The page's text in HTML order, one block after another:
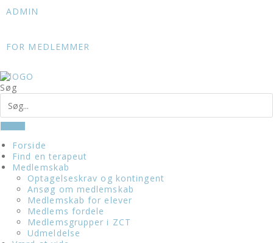
toADMIN
FOR MEDLEMMER
Søg
Forside
Find en terapeut
Medlemskab
Optagelseskrav og kontingent
Ansøg om medlemskab
Medlemskab for elever
Medlems fordele
Medlemsgrupper i ZCT
Udmeldelse